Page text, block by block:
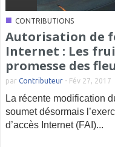
■ CONTRIBUTIONS
Autorisation de
Internet : Les
promesse des
par Contributeur - Fév 27, 2017
La récente modification
soumet désormais
d’accès Internet (FAI)...